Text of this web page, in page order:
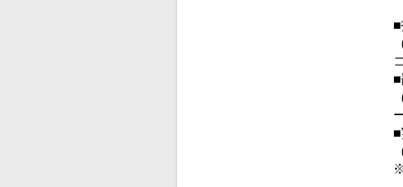
■
■